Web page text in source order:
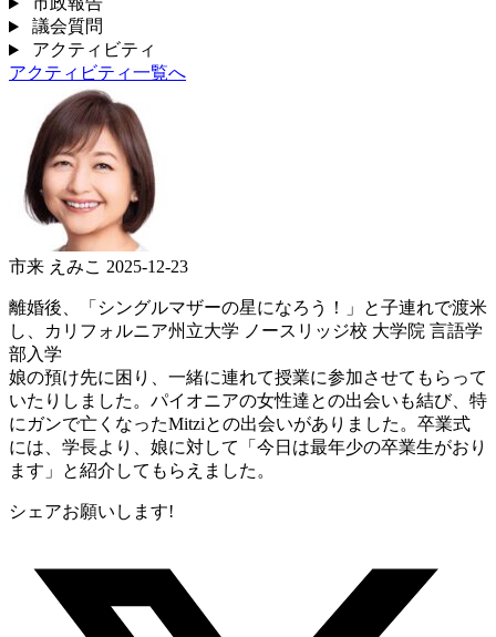
議会質問
アクティビティ
アクティビティ一覧へ
市来 えみこ 2025-12-23
離婚後、「シングルマザーの星になろう！」と子連れで渡米
し、カリフォルニア州立大学 ノースリッジ校 大学院 言語学
部入学
娘の預け先に困り、一緒に連れて授業に参加させてもらって
いたりしました。パイオニアの女性達との出会いも結び、特
にガンで亡くなったMitziとの出会いがありました。卒業式
には、学長より、娘に対して「今日は最年少の卒業生がおり
ます」と紹介してもらえました。
シェアお願いします!